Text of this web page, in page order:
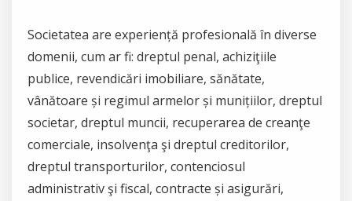
Societatea are experiență profesională în diverse
domenii, cum ar fi: dreptul penal, achiziţiile
publice, revendicări imobiliare, sănătate,
vânătoare și regimul armelor și munițiilor, dreptul
societar, dreptul muncii, recuperarea de creanţe
comerciale, insolvenţa şi dreptul creditorilor,
dreptul transporturilor, contenciosul
administrativ şi fiscal, contracte și asigurări,